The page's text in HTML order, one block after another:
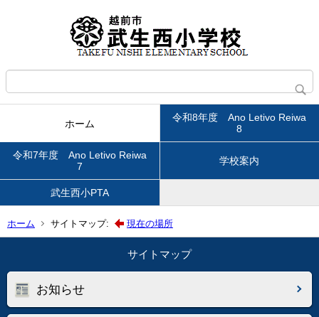
ホーム
令和8年度 Ano Letivo Reiwa
8
令和7年度 Ano Letivo Reiwa
7
学校案内
武生西小PTA
ホーム サイトマップ: 現在の場所
サイトマップ
お知らせ